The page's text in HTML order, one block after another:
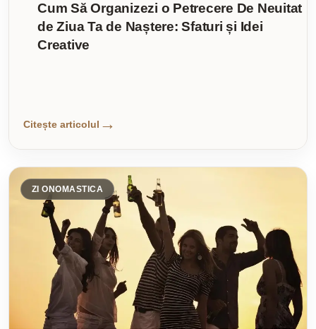
Cum Să Organizezi o Petrecere De Neuitat
de Ziua Ta de Naștere: Sfaturi și Idei
Creative
Citește articolul
ZI ONOMASTICA